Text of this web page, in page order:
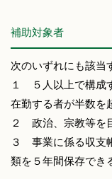
補助対象者
次のいずれにも該当
１ ５人以上で構成
在勤する者が半数を
２ 政治、宗教等を
３ 事業に係る収支
類を５年間保存で